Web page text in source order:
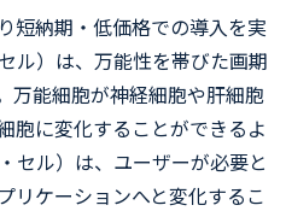
短納期・低価格での導入を実
ル）は、万能性を帯びた画期
万能細胞が神経細胞や肝細胞
胞に変化することができるよ
セル）は、ユーザーが必要と
リケーションへと変化するこ